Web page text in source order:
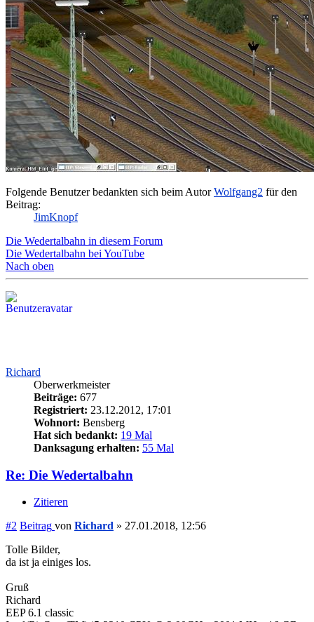
Folgende Benutzer bedankten sich beim AutorWolfgang2 für den
Beitrag:
JimKnopf
Die Wedertalbahn in diesem Forum
Die Wedertalbahn bei YouTube
Nach oben
Richard
Oberwerkmeister
Beiträge: 677
Registriert: 23.12.2012, 17:01
Wohnort: Bensberg
Hat sich bedankt: 19 Mal
Danksagung erhalten: 55 Mal
Re: Die Wedertalbahn
Zitieren
#2 Beitrag von Richard » 27.01.2018, 12:56
Tolle Bilder,
da ist ja einiges los.
Gruß
Richard
EEP 6.1 classic